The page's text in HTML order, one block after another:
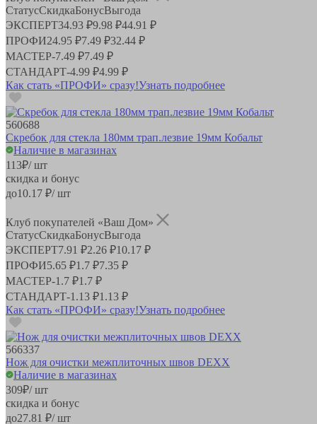
СтатусСкидкаБонусВыгода
ЭКСПЕРТ34.93 ₽9.98 ₽44.91 ₽
ПРОФИ24.95 ₽7.49 ₽32.44 ₽
МАСТЕР-7.49 ₽7.49 ₽
СТАНДАРТ-4.99 ₽4.99 ₽
Как стать «ПРОФИ» сразу!Узнать подробнее
560688
Скребок для стекла 180мм трап.лезвие 19мм Кобальт
Наличие в магазинах
113₽/ шт
скидка и бонус
до10.17 ₽/ шт
Клуб покупателей «Ваш Дом»
СтатусСкидкаБонусВыгода
ЭКСПЕРТ7.91 ₽2.26 ₽10.17 ₽
ПРОФИ5.65 ₽1.7 ₽7.35 ₽
МАСТЕР-1.7 ₽1.7 ₽
СТАНДАРТ-1.13 ₽1.13 ₽
Как стать «ПРОФИ» сразу!Узнать подробнее
566337
Нож для очистки межплиточных швов DEXX
Наличие в магазинах
309₽/ шт
скидка и бонус
до27.81 ₽/ шт